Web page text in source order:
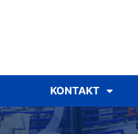
KONTAKT